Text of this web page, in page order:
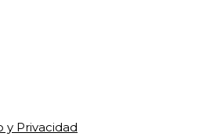
y Privacidad